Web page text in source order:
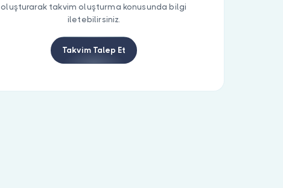
oluşturarak takvim oluşturma konusunda bilgi
iletebilirsiniz.
Takvim Talep Et